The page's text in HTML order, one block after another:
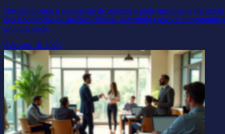
Descubra como a automação de processos pode melhorar a eficiência
dos laboratórios de análises clínicas, reduzindo custos e aumentando a
produtividade.
8 de ago. de 2026